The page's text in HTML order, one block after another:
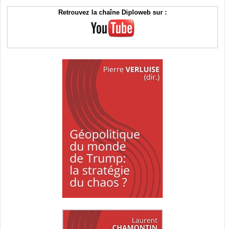
Retrouvez la chaîne Diploweb sur :